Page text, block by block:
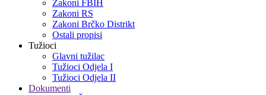
Zakoni FBIH
Zakoni RS
Zakoni Brčko Distrikt
Ostali propisi
Tužioci
Glavni tužilac
Tužioci Odjela I
Tužioci Odjela II
Dokumenti